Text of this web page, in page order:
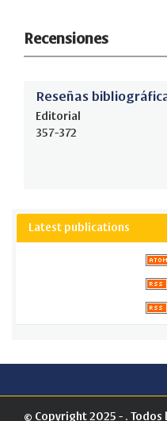
Recensiones
Reseñas
Editorial
357-372
Latest publications
© Copyright 2025 - .